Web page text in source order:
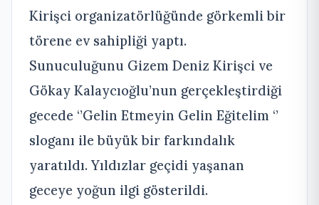
Kirişci organizatörlüğünde görkemli bir
törene ev sahipliği yaptı.
Sunuculuğunu Gizem Deniz Kirişci ve
Gökay Kalaycıoğlu’nun gerçekleştirdiği
gecede ‘’Gelin Etmeyin Gelin Eğitelim ‘’
sloganı ile büyük bir farkındalık
yaratıldı. Yıldızlar geçidi yaşanan
geceye yoğun ilgi gösterildi.